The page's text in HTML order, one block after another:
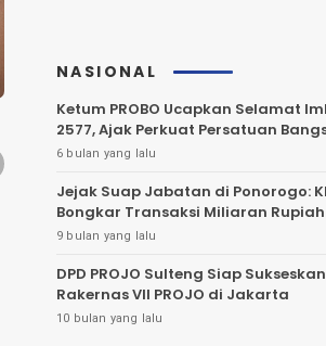
NASIONAL
Ketum PROBO Ucapkan Selamat
2577, Ajak Perkuat Persatuan
6 bulan yang lalu
Jejak Suap Jabatan di Ponorogo:
Bongkar Transaksi Miliaran Rupiah
9 bulan yang lalu
DPD PROJO Sulteng Siap Sukseskan
Rakernas VII PROJO di Jakarta
10 bulan yang lalu